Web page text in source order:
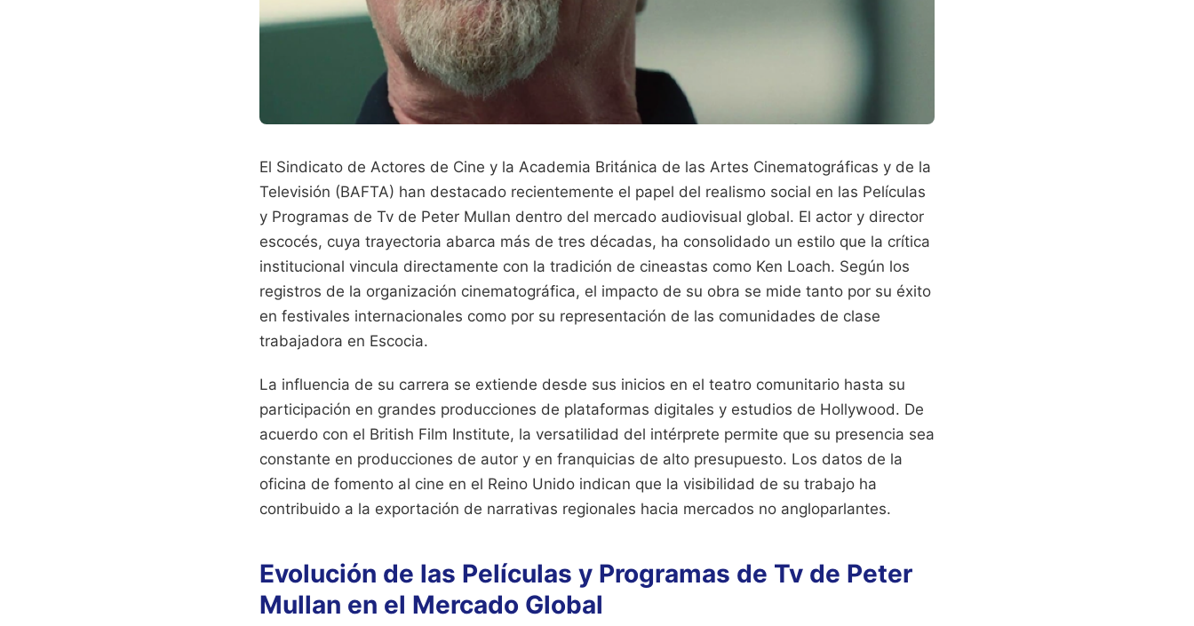
El Sindicato de Actores de Cine y la Academia Británica de las Artes Cinematográficas y de la
Televisión (BAFTA) han destacado recientemente el papel del realismo social en las Películas
y Programas de Tv de Peter Mullan dentro del mercado audiovisual global. El actor y director
escocés, cuya trayectoria abarca más de tres décadas, ha consolidado un estilo que la crítica
institucional vincula directamente con la tradición de cineastas como Ken Loach. Según los
registros de la organización cinematográfica, el impacto de su obra se mide tanto por su éxito
en festivales internacionales como por su representación de las comunidades de clase
trabajadora en Escocia.
La influencia de su carrera se extiende desde sus inicios en el teatro comunitario hasta su
participación en grandes producciones de plataformas digitales y estudios de Hollywood. De
acuerdo con el British Film Institute, la versatilidad del intérprete permite que su presencia sea
constante en producciones de autor y en franquicias de alto presupuesto. Los datos de la
oficina de fomento al cine en el Reino Unido indican que la visibilidad de su trabajo ha
contribuido a la exportación de narrativas regionales hacia mercados no angloparlantes.
Evolución de las Películas y Programas de Tv de Peter
Mullan en el Mercado Global